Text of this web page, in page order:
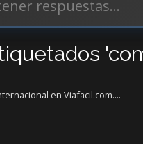
en Viafacil.com....